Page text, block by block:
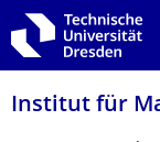
Zur Hauptnavigation
Zur Suche springen
Zum Inhalt springen
Institut für